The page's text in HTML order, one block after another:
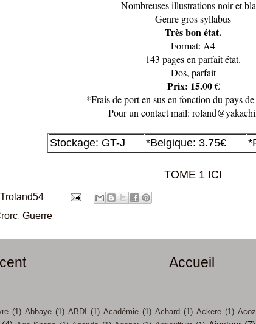
Nombreuses illustrations noir et
Genre gros syllabus
Très bon état.
Format: A4
143 pages en parfait état.
Dos, parfait
Prix: 15.00 €
*Frais de port en sus en fonction du pays
Pour un contact mail:
Stockage: GT-J *Belgique: 3.75€
TOME 1 ICI
, Guerre
Accueil
(1) Abbaye (1) ABDI (1) Académie (1) Achard (1) Ackere (1) Acoz